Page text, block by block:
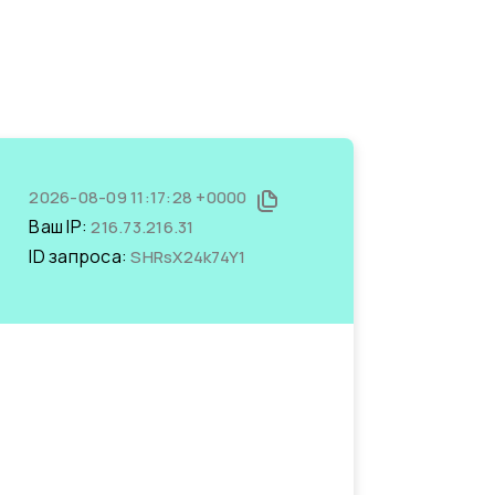
2026-08-09 11:17:28 +0000
Ваш IP:216.73.216.31
ID запроса:SHRsX24k74Y1